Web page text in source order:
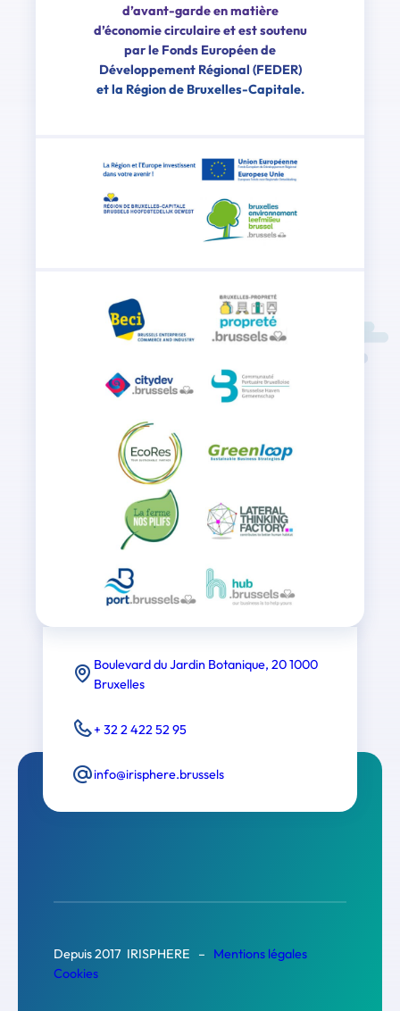
d’avant-garde en matière
d’économie circulaire et est soutenu
par le Fonds Européen de
Développement Régional (FEDER)
et la Région de Bruxelles-Capitale.
Boulevard du Jardin Botanique, 20 1000
Bruxelles
+ 32 2 422 52 95
info@irisphere.brussels
Depuis 2017 IRISPHERE – Mentions légales
Cookies